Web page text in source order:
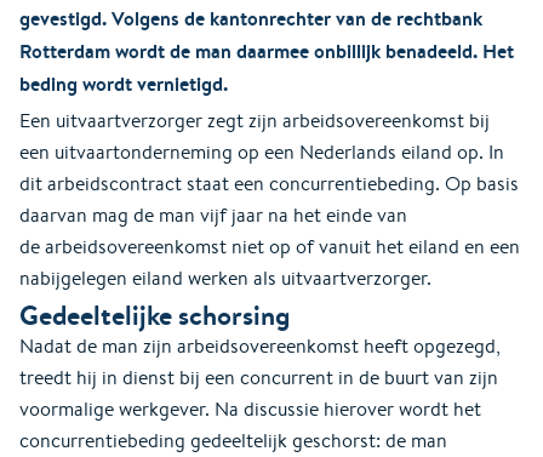
gevestigd. Volgens de kantonrechter van de rechtbank
Rotterdam wordt de man daarmee onbillijk benadeeld. Het
beding wordt vernietigd.
Een uitvaartverzorger zegt zijn arbeidsovereenkomst bij
een uitvaartonderneming op een Nederlands eiland op. In
dit arbeidscontract staat een concurrentiebeding. Op basis
daarvan mag de man vijf jaar na het einde van
de arbeidsovereenkomst niet op of vanuit het eiland en een
nabijgelegen eiland werken als uitvaartverzorger.
Gedeeltelijke schorsing
Nadat de man zijn arbeidsovereenkomst heeft opgezegd,
treedt hij in dienst bij een concurrent in de buurt van zijn
voormalige werkgever. Na discussie hierover wordt het
concurrentiebeding gedeeltelijk geschorst: de man